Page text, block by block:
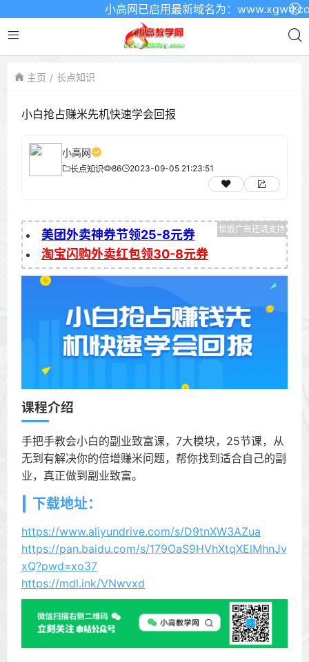
小高网已启用最新域名为：www.xgw4.com
主页 长点知识
小白抢占赚米先机快速学会回报
小高网
长点知识 86 2023-09-05 21:23:51
美团外卖神券节领25-8元券
淘宝闪购外卖红包领30-8元券
课程介绍
手把手教会小白的副业致富课，7大模块，25节课，从
无到有解决你的倍增赚米问题，帮你找到适合自己的副
业，真正做到副业致富。
下载地址：
https://www.aliyundrive.com/s/D9tnXW3AZua
https://pan.baidu.com/s/179OaS9HVhXtqXElMhnJv
xQ?pwd=xo37
https://mdl.ink/VNwvxd